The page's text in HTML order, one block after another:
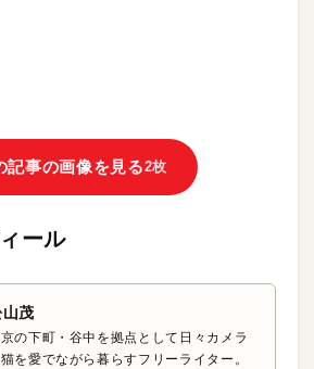
記事の画像を見る2枚
ール
茂
の下町・谷中を拠点として日々カメラ
猫を愛でながら暮らすフリーライター。